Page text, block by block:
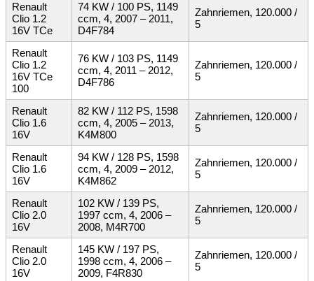
Renault
Clio 1.2
16V TCe
74 KW / 100 PS, 1149
ccm, 4, 2007 – 2011,
D4F784
Zahnriemen, 120.000 /
5
Renault
Clio 1.2
16V TCe
100
76 KW / 103 PS, 1149
ccm, 4, 2011 – 2012,
D4F786
Zahnriemen, 120.000 /
5
Renault
Clio 1.6
16V
82 KW / 112 PS, 1598
ccm, 4, 2005 – 2013,
K4M800
Zahnriemen, 120.000 /
5
Renault
Clio 1.6
16V
94 KW / 128 PS, 1598
ccm, 4, 2009 – 2012,
K4M862
Zahnriemen, 120.000 /
5
Renault
Clio 2.0
16V
102 KW / 139 PS,
1997 ccm, 4, 2006 –
2008, M4R700
Zahnriemen, 120.000 /
5
Renault
Clio 2.0
16V
145 KW / 197 PS,
1998 ccm, 4, 2006 –
2009, F4R830
Zahnriemen, 120.000 /
5